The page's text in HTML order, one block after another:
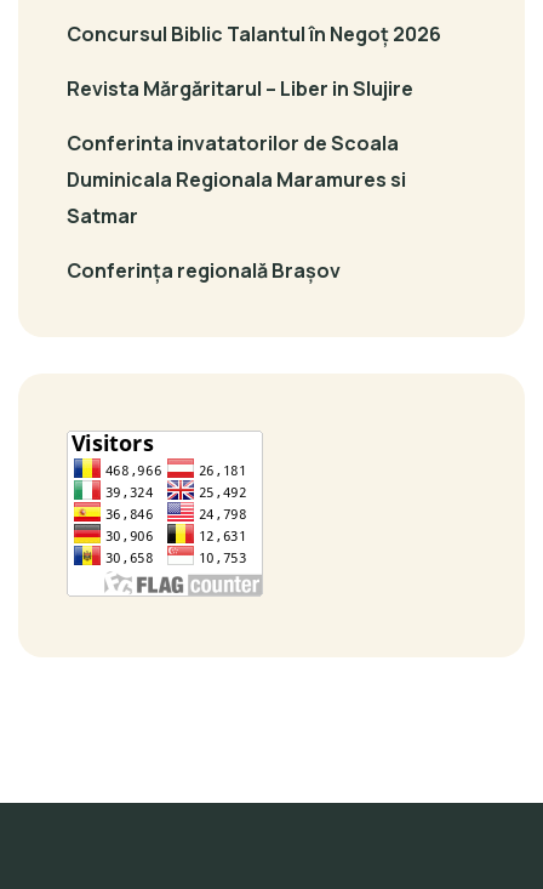
Concursul Biblic Talantul în Negoț 2026
Revista Mărgăritarul – Liber in Slujire
Conferinta invatatorilor de Scoala
Duminicala Regionala Maramures si
Satmar
Conferința regională Brașov